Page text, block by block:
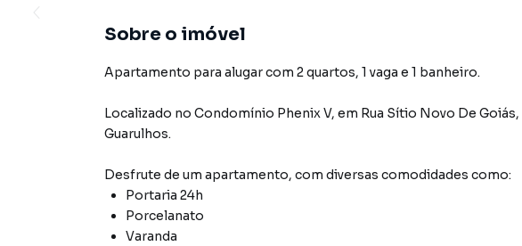
Sobre o imóvel
Apartamento para alugar com 2 quartos, 1 vaga e 1 banheiro.
Localizado no Condomínio Phenix V, em Rua Sítio Novo De Goiás,
Guarulhos.
Desfrute de um apartamento, com diversas comodidades como:
Portaria 24h
Porcelanato
Varanda